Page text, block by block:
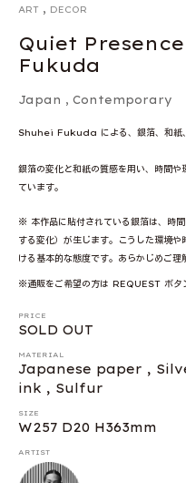
ART , DECOR
Quiet
Fukuda
Japan , Contemporary
Shuhei Fukuda による、銀箔、和紙、
銀箔の変化と和紙の質感を用い、時間
ています。
※ 本作品に貼付されている銀箔は、時
する変化）が生じます。こうした環境
ける基本的な態度です。あらかじめご理
※通販をご希望の方は REQUEST ボタ
PRICE
SOLD OUT
MATERIAL
Japanese paper ,
ink , Sulfur
SIZE
W257 D20 H363mm
ARTIST